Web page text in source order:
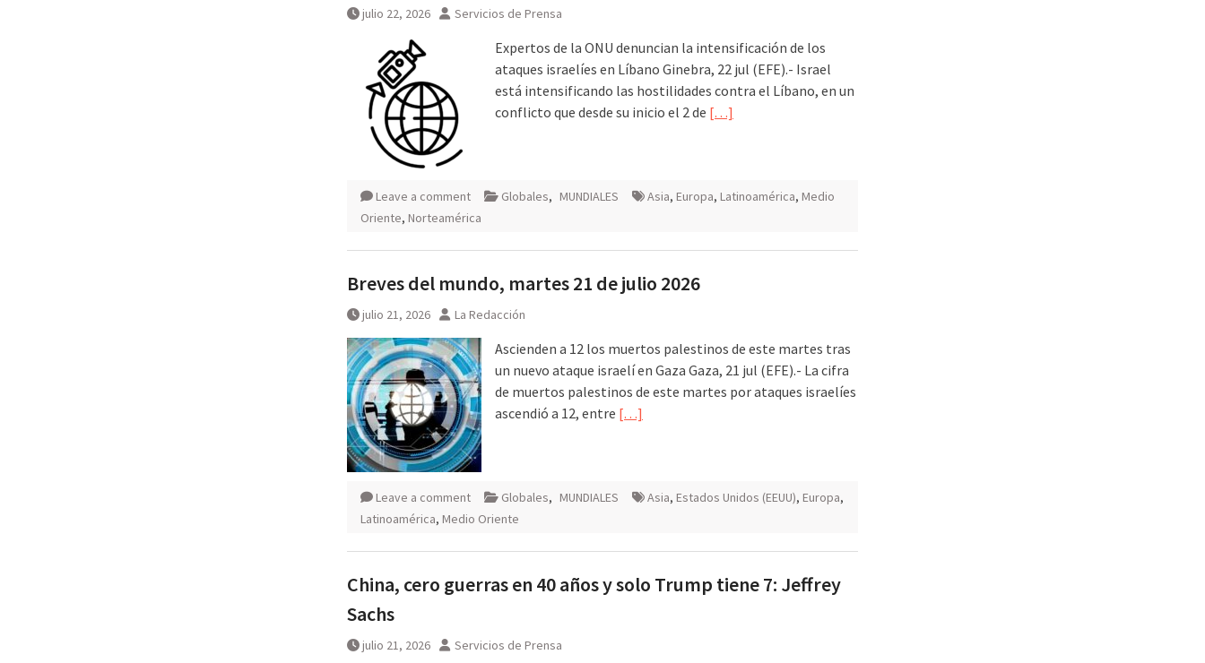
julio 22, 2026 Servicios de Prensa
Expertos de la ONU denuncian la intensificación de los
ataques israelíes en Líbano Ginebra, 22 jul (EFE).- Israel
está intensificando las hostilidades contra el Líbano, en un
conflicto que desde su inicio el 2 de […]
Leave a comment Globales, MUNDIALES Asia, Europa, Latinoamérica, Medio
Oriente, Norteamérica
Breves del mundo, martes 21 de julio 2026
julio 21, 2026 La Redacción
Ascienden a 12 los muertos palestinos de este martes tras
un nuevo ataque israelí en Gaza Gaza, 21 jul (EFE).- La cifra
de muertos palestinos de este martes por ataques israelíes
ascendió a 12, entre […]
Leave a comment Globales, MUNDIALES Asia, Estados Unidos (EEUU), Europa,
Latinoamérica, Medio Oriente
China, cero guerras en 40 años y solo Trump tiene 7: Jeffrey
Sachs
julio 21, 2026 Servicios de Prensa